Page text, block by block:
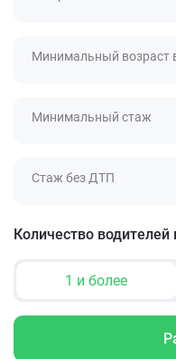
Минимальный возраст
Минимальный стаж
Стаж без ДТП
Количество водителей
1 и более